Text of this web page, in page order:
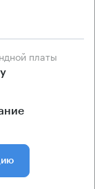
платы